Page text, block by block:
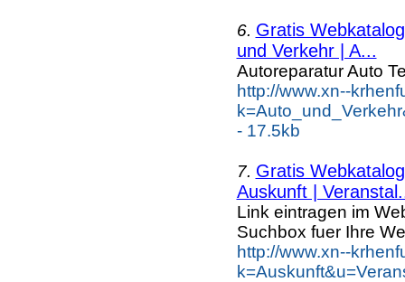
6. Gratis
und Verkehr | A...
Autoreparatur Auto
http://www.xn--
- 17.5kb
7. Gratis
Auskunft |
Link eintragen im
Suchbox fuer Ihre
http://www.xn--